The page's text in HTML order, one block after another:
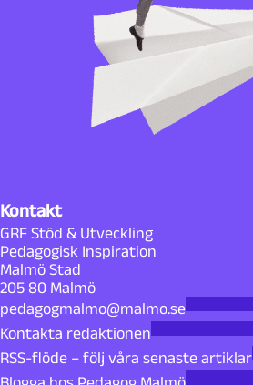
Kontakt
GRF Stöd & Utveckling
Pedagogisk Inspiration
Malmö Stad
205 80 Malmö
pedagogmalmo@malmo.se
Kontakta redaktionen
RSS-flöde – följ våra senaste artiklar